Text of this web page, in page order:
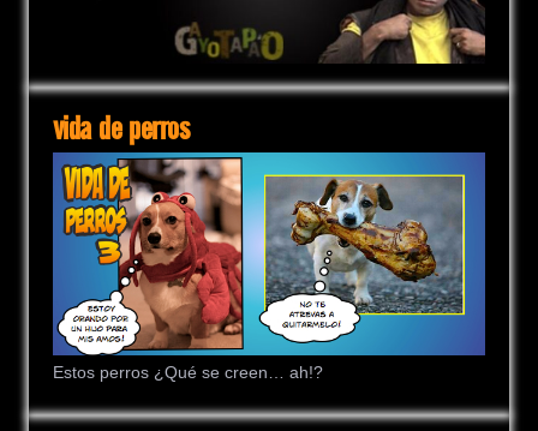
vida de perros
Estos perros ¿Qué se creen… ah!?